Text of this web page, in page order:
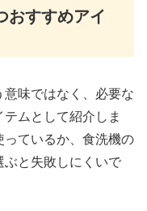
おすすめアイ
味ではなく、必要な
ムとして紹介しま
ているか、食洗機の
ぶと失敗しにくいで